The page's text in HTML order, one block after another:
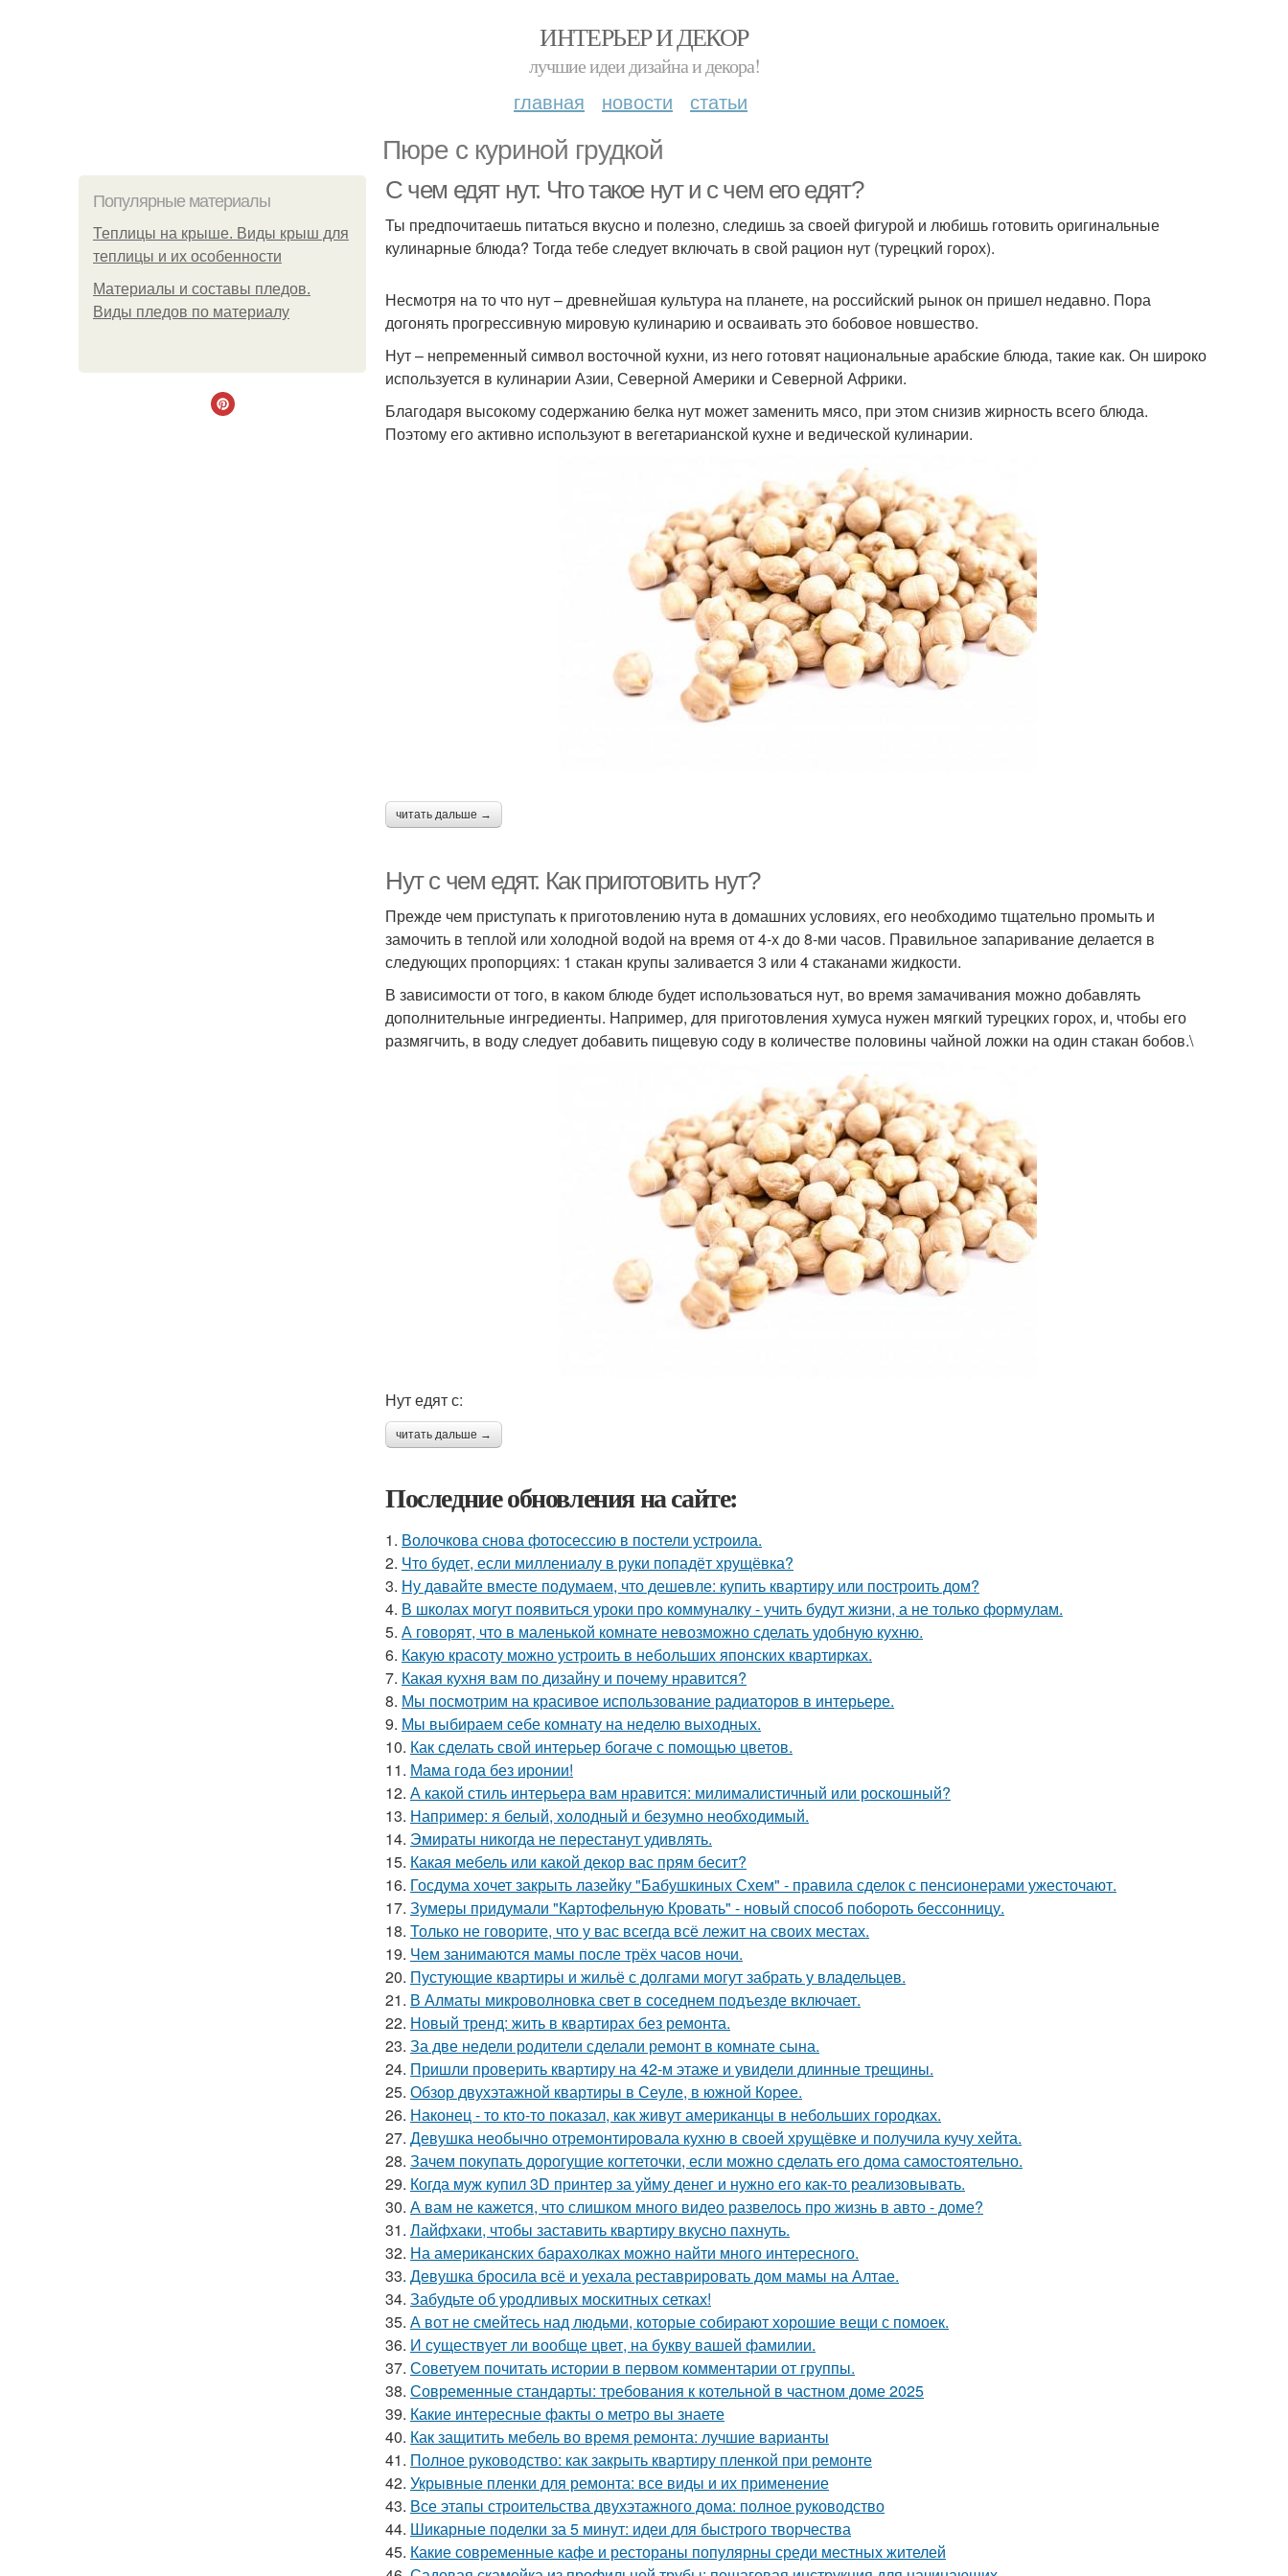
ИНТЕРЬЕР И ДЕКОР
лучшие идеи дизайна и декора!
главная новости статьи
Пюре с куриной грудкой
Популярные материалы
Теплицы на крыше. Виды крыш для
теплицы и их особенности
Материалы и составы пледов.
Виды пледов по материалу
С чем едят нут. Что такое нут и с чем его едят?
Ты предпочитаешь питаться вкусно и полезно, следишь за своей фигурой и любишь готовить оригинальные
кулинарные блюда? Тогда тебе следует включать в свой рацион нут (турецкий горох).
Несмотря на то что нут – древнейшая культура на планете, на российский рынок он пришел недавно. Пора
догонять прогрессивную мировую кулинарию и осваивать это бобовое новшество.
Нут – непременный символ восточной кухни, из него готовят национальные арабские блюда, такие как. Он широко
используется в кулинарии Азии, Северной Америки и Северной Африки.
Благодаря высокому содержанию белка нут может заменить мясо, при этом снизив жирность всего блюда.
Поэтому его активно используют в вегетарианской кухне и ведической кулинарии.
читать дальше →
Нут с чем едят. Как приготовить нут?
Прежде чем приступать к приготовлению нута в домашних условиях, его необходимо тщательно промыть и
замочить в теплой или холодной водой на время от 4-х до 8-ми часов. Правильное запаривание делается в
следующих пропорциях: 1 стакан крупы заливается 3 или 4 стаканами жидкости.
В зависимости от того, в каком блюде будет использоваться нут, во время замачивания можно добавлять
дополнительные ингредиенты. Например, для приготовления хумуса нужен мягкий турецких горох, и, чтобы его
размягчить, в воду следует добавить пищевую соду в количестве половины чайной ложки на один стакан бобов.\
Нут едят с:
читать дальше →
Последние обновления на сайте:
1. Волочкова снова фотосессию в постели устроила.
2. Что будет, если миллениалу в руки попадёт хрущёвка?
3. Ну давайте вместе подумаем, что дешевле: купить квартиру или построить дом?
4. В школах могут появиться уроки про коммуналку - учить будут жизни, а не только формулам.
5. А говорят, что в маленькой комнате невозможно сделать удобную кухню.
6. Какую красоту можно устроить в небольших японских квартирках.
7. Какая кухня вам по дизайну и почему нравится?
8. Мы посмотрим на красивое использование радиаторов в интерьере.
9. Мы выбираем себе комнату на неделю выходных.
10. Как сделать свой интерьер богаче с помощью цветов.
11. Мама года без иронии!
12. А какой стиль интерьера вам нравится: милималистичный или роскошный?
13. Например: я белый, холодный и безумно необходимый.
14. Эмираты никогда не перестанут удивлять.
15. Какая мебель или какой декор вас прям бесит?
16. Госдума хочет закрыть лазейку "Бабушкиных Схем" - правила сделок с пенсионерами ужесточают.
17. Зумеры придумали "Картофельную Кровать" - новый способ побороть бессонницу.
18. Только не говорите, что у вас всегда всё лежит на своих местах.
19. Чем занимаются мамы после трёх часов ночи.
20. Пустующие квартиры и жильё с долгами могут забрать у владельцев.
21. В Алматы микроволновка свет в соседнем подъезде включает.
22. Новый тренд: жить в квартирах без ремонта.
23. За две недели родители сделали ремонт в комнате сына.
24. Пришли проверить квартиру на 42-м этаже и увидели длинные трещины.
25. Обзор двухэтажной квартиры в Сеуле, в южной Корее.
26. Наконец - то кто-то показал, как живут американцы в небольших городках.
27. Девушка необычно отремонтировала кухню в своей хрущёвке и получила кучу хейта.
28. Зачем покупать дорогущие когтеточки, если можно сделать его дома самостоятельно.
29. Когда муж купил 3D принтер за уйму денег и нужно его как-то реализовывать.
30. А вам не кажется, что слишком много видео развелось про жизнь в авто - доме?
31. Лайфхаки, чтобы заставить квартиру вкусно пахнуть.
32. На американских барахолках можно найти много интересного.
33. Девушка бросила всё и уехала реставрировать дом мамы на Алтае.
34. Забудьте об уродливых москитных сетках!
35. А вот не смейтесь над людьми, которые собирают хорошие вещи с помоек.
36. И существует ли вообще цвет, на букву вашей фамилии.
37. Советуем почитать истории в первом комментарии от группы.
38. Современные стандарты: требования к котельной в частном доме 2025
39. Какие интересные факты о метро вы знаете
40. Как защитить мебель во время ремонта: лучшие варианты
41. Полное руководство: как закрыть квартиру пленкой при ремонте
42. Укрывные пленки для ремонта: все виды и их применение
43. Все этапы строительства двухэтажного дома: полное руководство
44. Шикарные поделки за 5 минут: идеи для быстрого творчества
45. Какие современные кафе и рестораны популярны среди местных жителей